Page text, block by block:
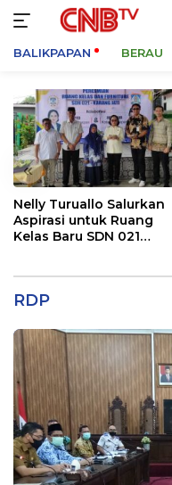
konten
BALIKPAPAN BERAU
«
Nelly Turuallo Salurkan
Aspirasi untuk Ruang
Kelas Baru SDN 021
RDP